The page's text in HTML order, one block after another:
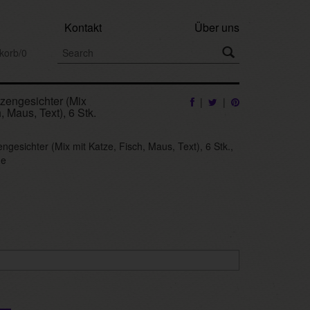
Kontakt Über uns
0
(Mix
Maus, Text), 6 Stk.
| |
(Mix mit Katze, Fisch, Maus, Text), 6 Stk.,